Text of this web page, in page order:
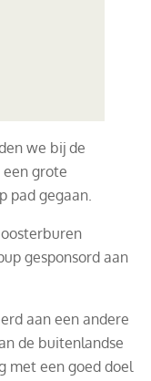
we bij de
grote
pad gegaan.
gesponsord aan
aan een andere
de buitenlandse
met een goed doel